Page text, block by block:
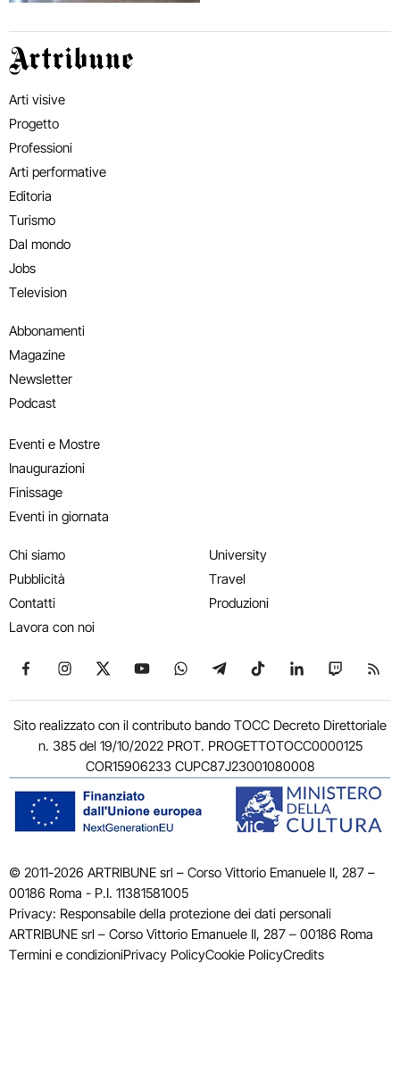
Artribune
Arti visive
Progetto
Professioni
Arti performative
Editoria
Turismo
Dal mondo
Jobs
Television
Abbonamenti
Magazine
Newsletter
Podcast
Eventi e Mostre
Inaugurazioni
Finissage
Eventi in giornata
Chi siamo
Pubblicità
Contatti
Lavora con noi
University
Travel
Produzioni
Seguici su Facebook
Seguici su Instagram
Seguici su X
Seguici su YouTube
Seguici su WhatsApp
Seguici su Telegram
Seguici su TikTok
Seguici su
Seguici
Sito realizzato con il contributo bando TOCC Decreto Direttoriale
n. 385 del 19/10/2022 PROT. PROGETTOTOCC0000125
COR15906233 CUPC87J23001080008
© 2011-2026 ARTRIBUNE srl – Corso Vittorio Emanuele II, 287 –
00186 Roma - P.I. 11381581005
Privacy: Responsabile della protezione dei dati personali
ARTRIBUNE srl – Corso Vittorio Emanuele II, 287 – 00186 Roma
Termini e condizioniPrivacy PolicyCookie PolicyCredits